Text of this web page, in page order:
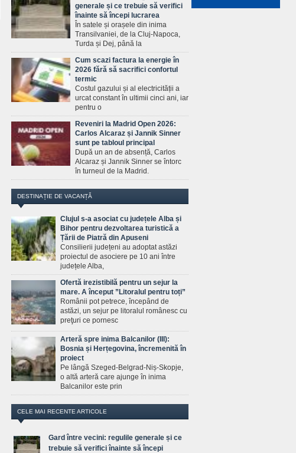
generale și ce trebuie să verifici
înainte să începi lucrarea
În satele și orașele din inima
Transilvaniei, de la Cluj-Napoca,
Turda și Dej, până la
Cum scazi factura la energie în
2026 fără să sacrifici confortul
termic
Costul gazului și al electricității a
urcat constant în ultimii cinci ani, iar
pentru o
Reveniri la Madrid Open 2026:
Carlos Alcaraz și Jannik Sinner
sunt pe tabloul principal
După un an de absență, Carlos
Alcaraz și Jannik Sinner se întorc
în turneul de la Madrid.
DESTINAȚIE DE VACANȚĂ
Clujul s-a asociat cu județele Alba și
Bihor pentru dezvoltarea turistică a
Țării de Piatră din Apuseni
Consilierii județeni au adoptat astăzi
proiectul de asociere pe 10 ani între
județele Alba,
Ofertă irezistibilă pentru un sejur la
mare. A început ”Litoralul pentru toți”
Românii pot petrece, începând de
astăzi, un sejur pe litoralul românesc cu
preţuri ce pornesc
Arteră spre inima Balcanilor (III):
Bosnia și Herțegovina, încremenită în
proiect
Pe lângă Szeged-Belgrad-Niș-Skopje,
o altă arteră care ajunge în inima
Balcanilor este prin
CELE MAI RECENTE ARTICOLE
Gard între vecini: regulile generale și ce
trebuie să verifici înainte să începi